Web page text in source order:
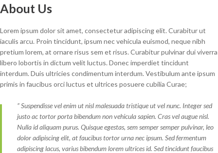
About Us
Lorem ipsum dolor sit amet, consectetur adipiscing elit. Curabitur ut
iaculis arcu. Proin tincidunt, ipsum nec vehicula euismod, neque nibh
pretium lorem, at ornare risus sem et risus. Curabitur pulvinar dui viverra
libero lobortis in dictum velit luctus. Donec imperdiet tincidunt
interdum. Duis ultricies condimentum interdum. Vestibulum ante ipsum
primis in faucibus orci luctus et ultrices posuere cubilia Curae;
” Suspendisse vel enim ut nisl malesuada tristique ut vel nunc. Integer sed
justo ac tortor porta bibendum non vehicula sapien. Cras vel augue nisl.
Nulla id aliquam purus. Quisque egestas, sem semper semper pulvinar, leo
dolor adipiscing elit, at faucibus tortor urna nec ipsum. Sed fermentum
adipiscing lacus, varius bibendum lorem ultrices id. Sed tincidunt faucibus